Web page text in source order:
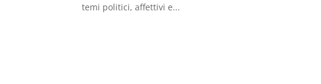
temi politici, affettivi e...